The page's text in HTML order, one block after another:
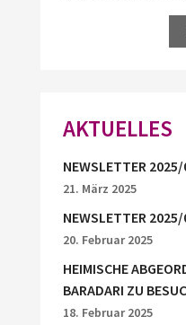
AKTUELLES
NEWSLETTER 2025/
21. März 2025
NEWSLETTER
20. Februar 2025
HEIMISCHE
BARADARI ZU
18. Februar 2025